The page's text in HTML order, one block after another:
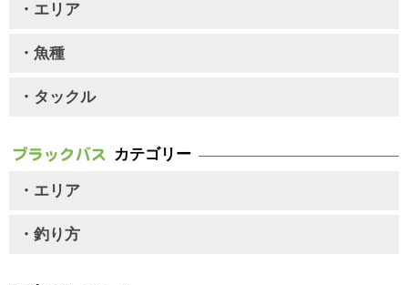
・エリア
・魚種
・タックル
カテゴリー
・エリア
・釣り方